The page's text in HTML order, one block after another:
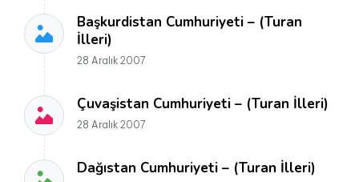
Başkurdistan Cumhuriyeti – (Turan
İlleri)
28 Aralık 2007
Çuvaşistan Cumhuriyeti – (Turan İlleri)
28 Aralık 2007
Dağıstan Cumhuriyeti – (Turan İlleri)